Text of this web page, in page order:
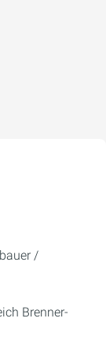
/
Brenner-